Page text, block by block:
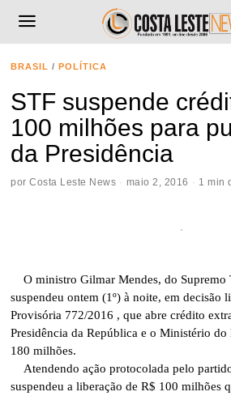
BRASIL / POLÍTICA
STF suspende
100 milhões para
da Presidência
porCosta Leste News maio 2, 2016 1 min
O ministro Gilmar Mendes, do Supremo
suspendeu ontem (1º) à noite, em decisão
Provisória 772/2016 , que abre crédito
Presidência da República e o Ministério
180 milhões.
Atendendo ação protocolada pelo
suspendeu a liberação de R$ 100 milhões